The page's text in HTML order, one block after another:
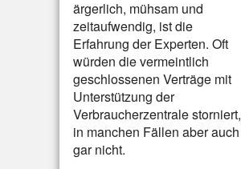
ärgerlich, mühsam und
zeitaufwendig, ist die
Erfahrung der Experten. Oft
würden die vermeintlich
geschlossenen Verträge mit
Unterstützung der
Verbraucherzentrale storniert,
in manchen Fällen aber auch
gar nicht.